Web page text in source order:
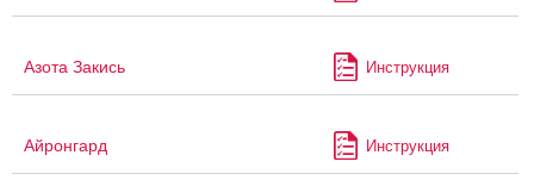
Азота Закись Инструкция
Айронгард Инструкция